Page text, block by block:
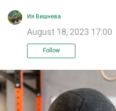
Ия Вишнева
August 18, 2023 17:00
Follow